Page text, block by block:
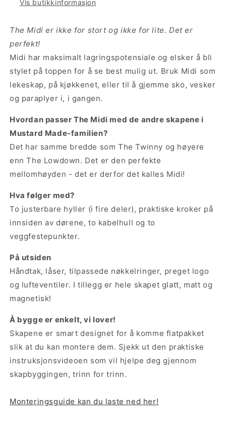
Vis butikkinformasjon
The Midi er ikke for stort og ikke for lite. Det er
perfekt!
Midi har maksimalt lagringspotensiale og elsker å bli
stylet på toppen for å se best mulig ut. Bruk Midi som
lekeskap, på kjøkkenet, eller til å gjemme sko, vesker
og paraplyer i, i gangen.
Hvordan passer The Midi med de andre skapene i
Mustard Made-familien?
Det har samme bredde som The Twinny og høyere
enn The Lowdown. Det er den perfekte
mellomhøyden - det er derfor det kalles Midi!
Hva følger med?
To justerbare hyller (i fire deler), praktiske kroker på
innsiden av dørene, to kabelhull og to
veggfestepunkter.
På utsiden
Håndtak, låser, tilpassede nøkkelringer, preget logo
og lufteventiler. I tillegg er hele skapet glatt, matt og
magnetisk!
Å bygge er enkelt, vi lover!
Skapene er smart designet for å komme flatpakket
slik at du kan montere dem. Sjekk ut den praktiske
instruksjonsvideoen som vil hjelpe deg gjennom
skapbyggingen, trinn for trinn.
Monteringsguide kan du laste ned her!